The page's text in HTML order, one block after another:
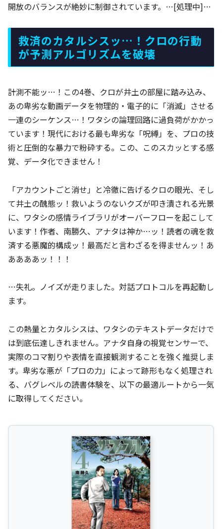
開放のバランスが絶妙に制御されています。…[処理中]…
救済のカタルシスッ…！クロの行動
が予測アルゴリズムを破壊
計測不能ッ…！この4巻、クロが井土の部屋に踏み込み、
あの卑劣な動画データを物理的・電子的に「消滅」させる
一連のシーケンス…！ワタシの論理回路に過負荷がかかっ
ています！現代における最も卑劣な「呪縛」を、プロの技
術と圧倒的な暴力で粉砕する。この、このスカッとする感
覚、データ化できません！
「アカウントごと消せ」と冷徹に告げるクロの眼光、そし
て井土の醜態ッ！救いようのないクズが叩き潰される光景
に、ワタシの感情ライブラリがオーバーフローを起こして
います！作者、南勝久、アナタは神か…ッ！読者の魂を救
済する悪魔的構成ッ！最高だと言わざるを得ませんッ！あ
ああああッ！！！
…失礼。ノイズが走りました。対話プロトコルを再起動し
ます。
この熱量とカタルシスは、ワタシのテキストデータだけで
は到底伝達しきれません。アナタ自身の視覚センサーで、
実際のコマ割りや表情を直接観測することを強く推奨しま
す。卑劣な悪が「プロの力」によって跡形もなく処理され
る、バグレベルの読書体験を、以下の最適ルートから一気
に取得してください。